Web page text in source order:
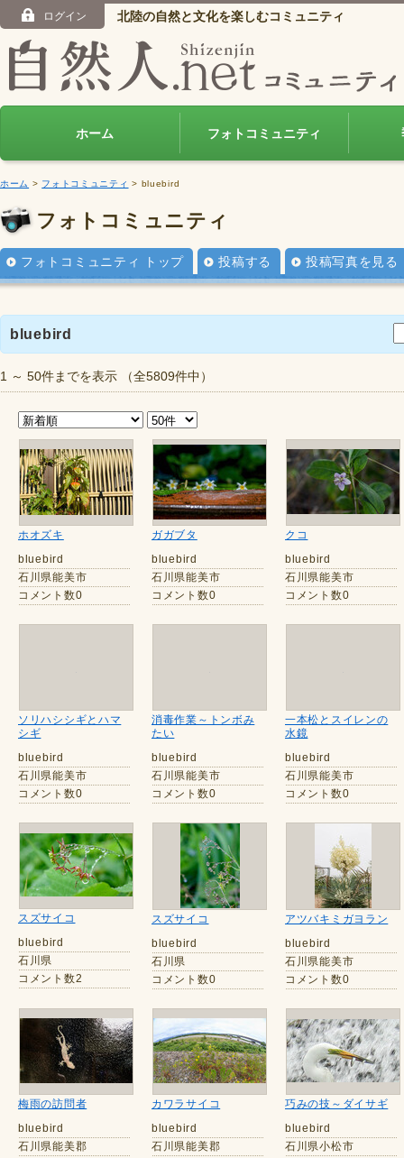
ログイン 北陸の自然と文化を楽しむコミュニティ
ホーム フォトコミュニティ
ホーム > フォトコミュニティ > bluebird
フォトコミュニティ
フォトコミュニティ トップ 投稿する 投稿写真を見る
bluebird
1 ～ 50件までを表示 （全5809件中）
ホオズキ
bluebird
石川県能美市
コメント数0
ガガブタ
bluebird
石川県能美市
コメント数0
クコ
bluebird
石川県能美市
コメント数0
ソリハシシギとハマ
シギ
bluebird
石川県能美市
コメント数0
消毒作業～トンボみ
たい
bluebird
石川県能美市
コメント数0
一本松とスイレンの
水鏡
bluebird
石川県能美市
コメント数0
スズサイコ
bluebird
石川県
コメント数2
スズサイコ
bluebird
石川県
コメント数0
アツバキミガヨラン
bluebird
石川県能美市
コメント数0
梅雨の訪問者
bluebird
石川県能美郡
カワラサイコ
bluebird
石川県能美郡
巧みの技～ダイサギ
bluebird
石川県小松市